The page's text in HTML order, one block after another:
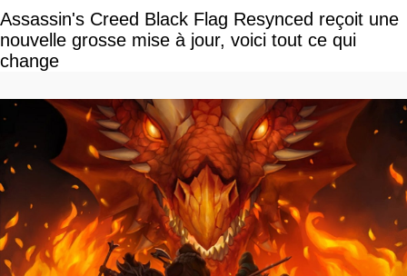
Assassin's Creed Black Flag Resynced reçoit une
nouvelle grosse mise à jour, voici tout ce qui
change